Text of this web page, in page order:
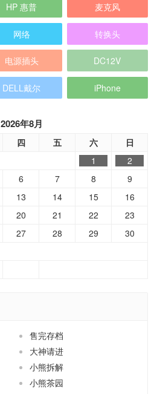
HP 惠普 麦克风
网络 转换头
电源插头 DC12V
DELL戴尔 iPhone
2026年8月
四 五 六 日
1
2
6 7 8
9
13 14 15
16
20 21 22
23
27 28 29
30
售完存档
大神请进
小熊拆解
小熊茶园